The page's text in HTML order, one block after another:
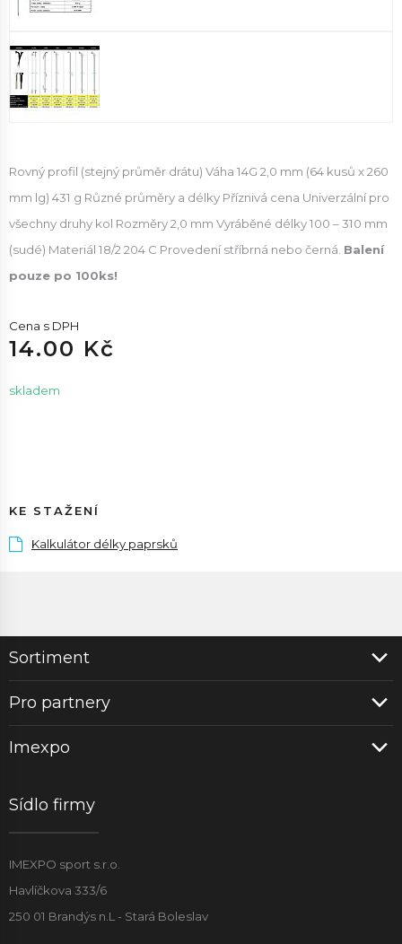
Rovný profil (stejný průměr drátu) Váha 14G 2,0 mm (64 kusů x 260
mm lg) 431 g Různé průměry a délky Příznivá cena Univerzální pro
všechny druhy kol Rozměry 2,0 mm Vyráběné délky 100 – 310 mm
(sudé) Materiál 18/2 204 C Provedení stříbrná nebo černá. Balení
pouze po 100ks!
Cena s DPH
14.00 Kč
skladem
KE STAŽENÍ
Kalkulátor délky paprsků
Sortiment
Pro partnery
Imexpo
Sídlo firmy
IMEXPO sport s.r.o.
Havlíčkova 333/6
250 01 Brandýs n.L - Stará Boleslav